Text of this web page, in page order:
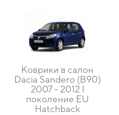
Коврики в салон
Dacia Sandero (B90)
2007 - 2012 I
поколение EU
Hatchback